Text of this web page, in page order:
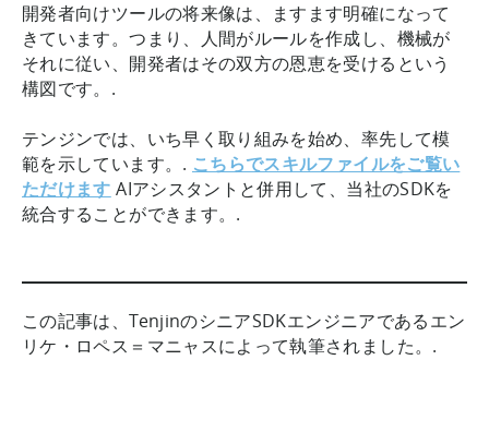
開発者向けツールの将来像は、ますます明確になって
きています。つまり、人間がルールを作成し、機械が
それに従い、開発者はその双方の恩恵を受けるという
構図です。.
テンジンでは、いち早く取り組みを始め、率先して模
範を示しています。. こちらでスキルファイルをご覧い
ただけます AIアシスタントと併用して、当社のSDKを
統合することができます。.
この記事は、TenjinのシニアSDKエンジニアであるエン
リケ・ロペス＝マニャスによって執筆されました。.